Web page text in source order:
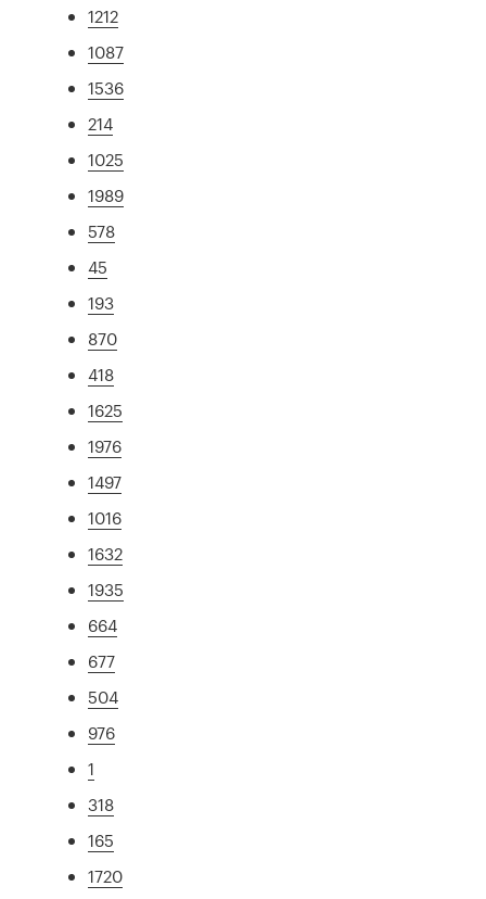
1212
1087
1536
214
1025
1989
578
45
193
870
418
1625
1976
1497
1016
1632
1935
664
677
504
976
1
318
165
1720